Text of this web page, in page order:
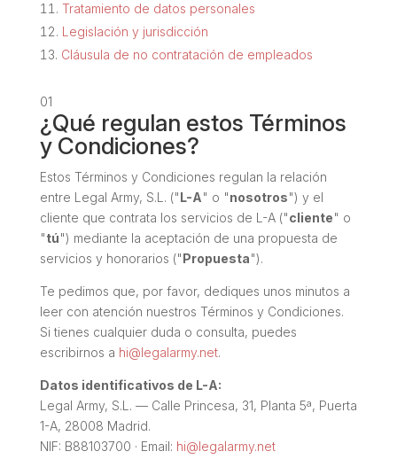
Tratamiento de datos personales
Legislación y jurisdicción
Cláusula de no contratación de empleados
01
¿Qué regulan estos Términos
y Condiciones?
Estos Términos y Condiciones regulan la relación
entre Legal Army, S.L. ("L-A" o "nosotros") y el
cliente que contrata los servicios de L-A ("cliente" o
"tú") mediante la aceptación de una propuesta de
servicios y honorarios ("Propuesta").
Te pedimos que, por favor, dediques unos minutos a
leer con atención nuestros Términos y Condiciones.
Si tienes cualquier duda o consulta, puedes
escribirnos a hi@legalarmy.net.
Datos identificativos de L-A:
Legal Army, S.L. — Calle Princesa, 31, Planta 5ª, Puerta
1-A, 28008 Madrid.
NIF: B88103700 · Email: hi@legalarmy.net